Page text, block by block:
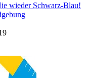
wieder Schwarz-Blau!